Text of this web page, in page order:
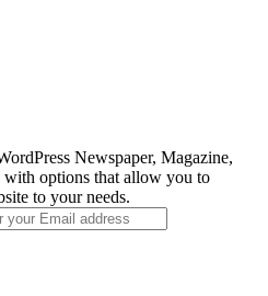
Newspaper, Magazine,
options that allow you to
to your needs.